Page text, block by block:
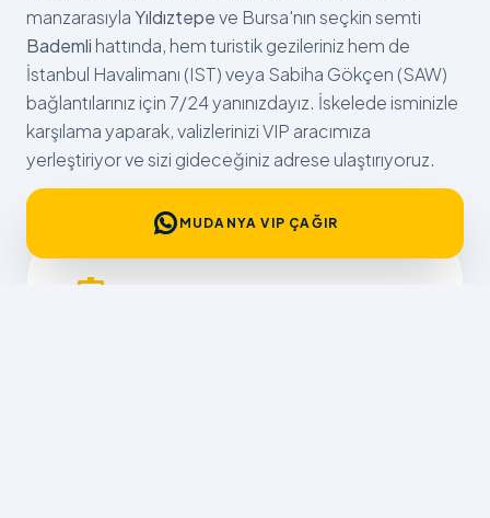
manzarasıylaYıldıztepeve Bursa'nın seçkin semti
Bademli hattında, hem turistik gezileriniz hem de
İstanbul Havalimanı (IST) veya Sabiha Gökçen (SAW)
bağlantılarınız için 7/24 yanınızdayız. İskelede isminizle
karşılama yaparak, valizlerinizi VIP aracımıza
yerleştiriyor ve sizi gideceğiniz adrese ulaştırıyoruz.
MUDANYA VIP ÇAĞIR